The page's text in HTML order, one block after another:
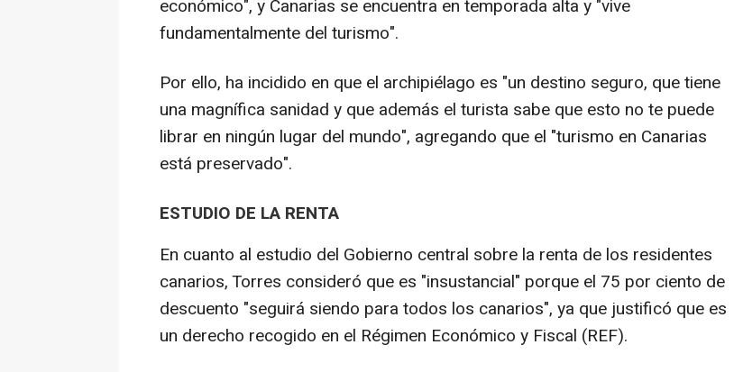
económico", y Canarias se encuentra en temporada alta y "vive
fundamentalmente del turismo".
Por ello, ha incidido en que el archipiélago es "un destino seguro, que tiene
una magnífica sanidad y que además el turista sabe que esto no te puede
librar en ningún lugar del mundo", agregando que el "turismo en Canarias
está preservado".
ESTUDIO DE LA RENTA
En cuanto al estudio del Gobierno central sobre la renta de los residentes
canarios, Torres consideró que es "insustancial" porque el 75 por ciento de
descuento "seguirá siendo para todos los canarios", ya que justificó que es
un derecho recogido en el Régimen Económico y Fiscal (REF).